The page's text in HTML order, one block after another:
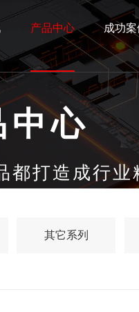
产品中心 成功
中心
都打造成行业
其它系列